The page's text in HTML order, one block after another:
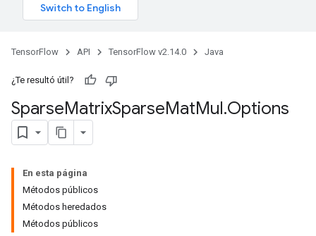
TensorFlow API TensorFlow v2.14.0 Java
¿Te resultó útil?
SparseMatrixSparseMatMul.Options
En esta página
Métodos públicos
Métodos heredados
Métodos públicos